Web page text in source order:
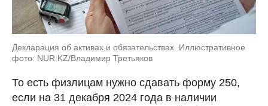
Декларация об активах и обязательствах. Иллюстративное
фото: NUR.KZ/Владимир Третьяков
То есть физлицам нужно сдавать форму 250,
если на 31 декабря 2024 года в наличии